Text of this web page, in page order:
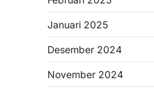
Januari 2025
Desember 2024
November 2024